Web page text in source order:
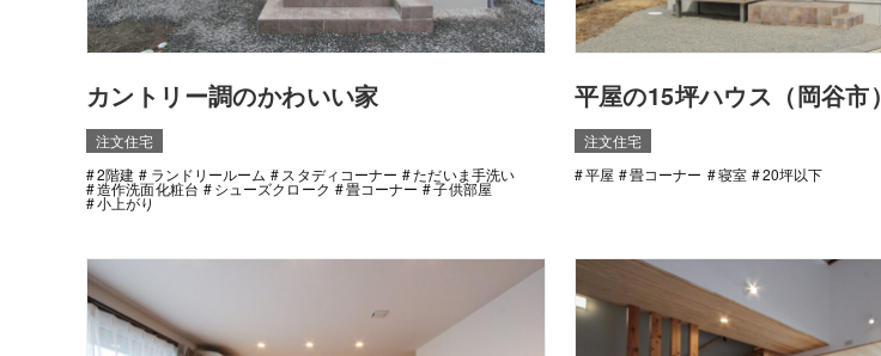
カントリー調のかわいい家
注文住宅
2階建
ランドリールーム スタディコーナー ただいま手洗い
造作洗面化粧台 シューズクローク 畳コーナー 子供部屋
小上がり
平屋の15坪ハウス（岡谷市）
注文住宅
平屋
畳コーナー 寝室 20坪以下